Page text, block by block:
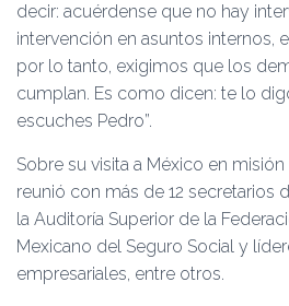
decir: acuérdense que no hay
intervención en asuntos internos,
por lo tanto, exigimos que los
cumplan. Es como dicen: te lo
escuches Pedro”.
Sobre su visita a México en
reunió con más de 12 secretarios
la Auditoría Superior de la
Mexicano del Seguro Social y
empresariales, entre otros.